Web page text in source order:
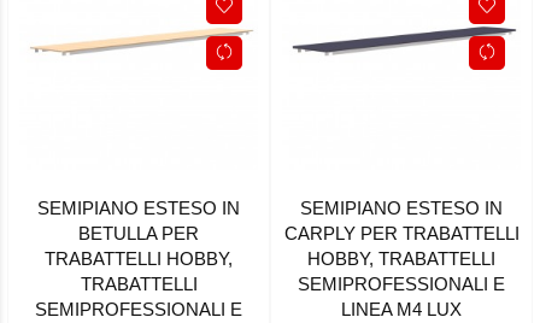
SEMIPIANO ESTESO IN
BETULLA PER
TRABATTELLI HOBBY,
TRABATTELLI
SEMIPROFESSIONALI E
SEMIPIANO ESTESO IN
CARPLY PER TRABATTELLI
HOBBY, TRABATTELLI
SEMIPROFESSIONALI E
LINEA M4 LUX